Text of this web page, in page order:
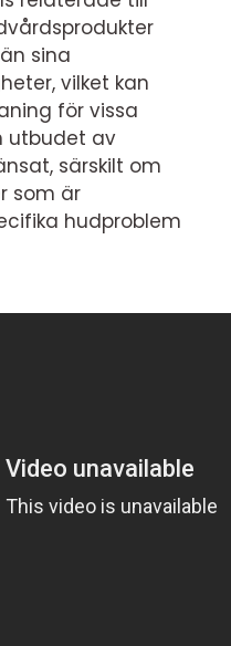
sina
vilket kan
för vissa
utbudet av
särskilt om
som är
hudproblem